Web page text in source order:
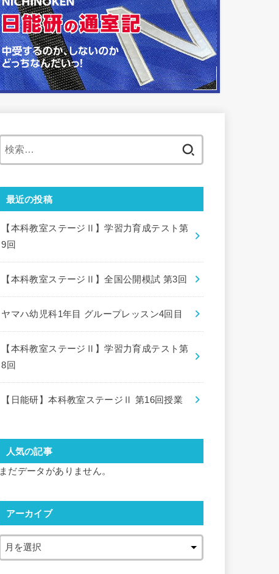
最近の投稿
【本科教室ステージⅡ】学習力育成テスト第
9回
【本科教室ステージⅡ】全国公開模試 第3回
ヤマハ幼児科1年目 グループレッスン4回目
【本科教室ステージⅡ】学習力育成テスト第
8回
【日能研】本科教室ステージⅡ 第16回授業
人気の記事
まだデータがありません。
アーカイブ